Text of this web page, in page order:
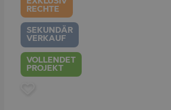
EXKLUSIV
RECHTE
SEKUNDÄR
VERKAUF
VOLLENDET
PROJEKT